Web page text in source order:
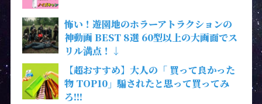
怖い！遊園地のホラーアトラクションの
神動画 BEST 8選 60型以上の大画面でス
リル満点！↓
【超おすすめ】大人の「 買って良かった
物 TOP10」騙されたと思って買ってみ
ろ!!!